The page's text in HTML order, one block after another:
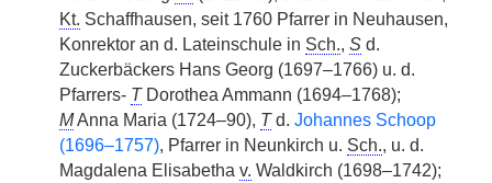
Kt. Schaffhausen, seit 1760 Pfarrer in Neuhausen,
Konrektor an d. Lateinschule in Sch., S d.
Zuckerbäckers Hans Georg (1697–1766) u. d.
Pfarrers- TDorothea Ammann (1694–1768);
MAnna Maria (1724–90), Td. Johannes Schoop
(1696–1757), Pfarrer in Neunkirch u. Sch., u. d.
Magdalena Elisabetha v. Waldkirch (1698–1742);